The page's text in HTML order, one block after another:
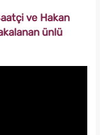
ve Hakan
ünlü